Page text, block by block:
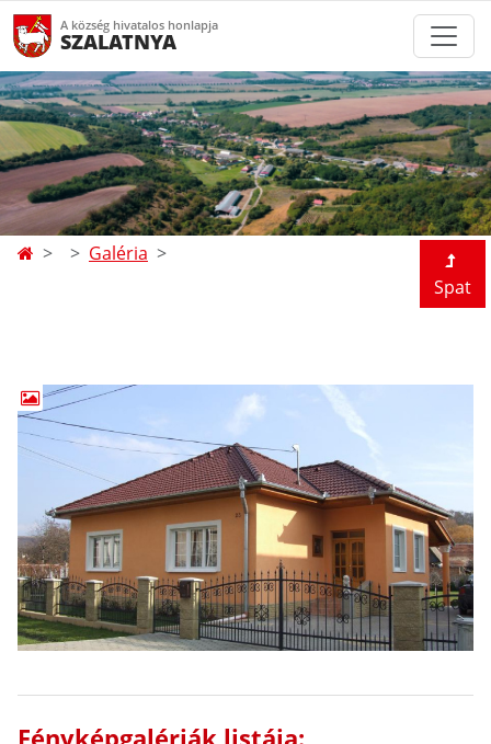
A község hivatalos honlapja
SZALATNYA
Galéria
Spat